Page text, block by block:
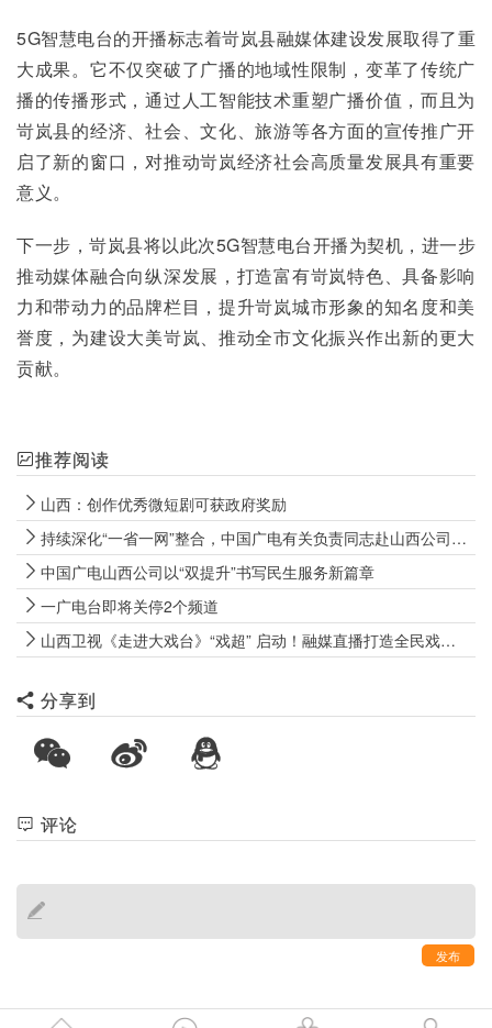
5G智慧电台的开播标志着岢岚县融媒体建设发展取得了重
大成果。它不仅突破了广播的地域性限制，变革了传统广
播的传播形式，通过人工智能技术重塑广播价值，而且为
岢岚县的经济、社会、文化、旅游等各方面的宣传推广开
启了新的窗口，对推动岢岚经济社会高质量发展具有重要
意义。
下一步，岢岚县将以此次5G智慧电台开播为契机，进一步
推动媒体融合向纵深发展，打造富有岢岚特色、具备影响
力和带动力的品牌栏目，提升岢岚城市形象的知名度和美
誉度，为建设大美岢岚、推动全市文化振兴作出新的更大
贡献。
推荐阅读
山西：创作优秀微短剧可获政府奖励
持续深化“一省一网”整合，中国广电有关负责同志赴山西公司调研
中国广电山西公司以“双提升”书写民生服务新篇章
一广电台即将关停2个频道
山西卫视《走进大戏台》“戏超” 启动！融媒直播打造全民戏曲盛宴
分享到
评论
发布